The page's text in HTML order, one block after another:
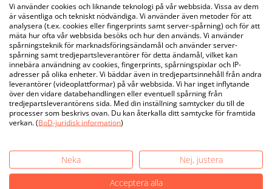
Vi använder cookies och liknande teknologi på vår webbsida. Vissa av dem
är väsentliga och tekniskt nödvändiga. Vi använder även metoder för att
analysera (t.ex. cookies eller fingerprints samt server-spårning) och för att
mäta hur ofta vår webbsida besöks och hur den används. Vi använder
spårningsteknik för marknadsföringsändamål och använder server-
spårning samt tredjepartsleverantörer för detta ändamål, vilket kan
innebära användning av cookies, fingerprints, spårningspixlar och IP-
adresser på olika enheter. Vi bäddar även in tredjepartsinnehåll från andra
leverantörer (videoplattformar) på vår webbsida. Vi har inget inflytande
över den vidare databehandlingen eller eventuell spårning från
tredjepartsleverantörens sida. Med din inställning samtycker du till de
processer som beskrivs ovan. Du kan återkalla ditt samtycke för framtida
verkan. (BoD-juridisk information)
Neka
Nej, justera
Acceptera alla